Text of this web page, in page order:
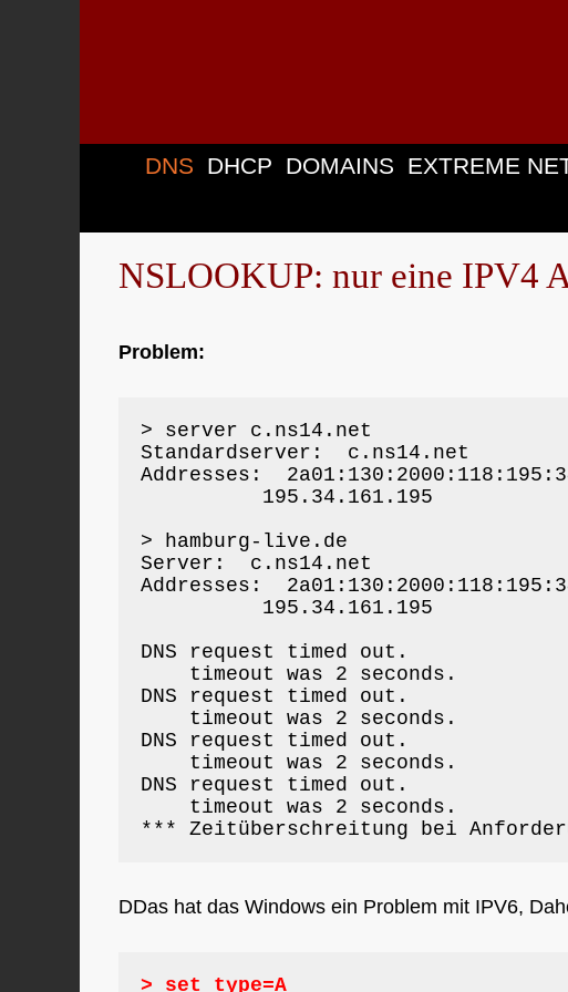
DNS DHCP DOMAINS EXTREME
NSLOOKUP: nur eine IPV4
Problem:
> server c.ns14.net
Standardserver:  c.ns14.net
Addresses:
195.34.161.195
> hamburg-live.de
Server:  c.ns14.net
Addresses:
195.34.161.195
DNS request timed out.
timeout was 2 seconds.
DNS request timed out.
timeout was 2 seconds.
DNS request timed out.
timeout was 2 seconds.
DNS request timed out.
timeout was 2 seconds.
*** Zeitüberschreitung bei
DDas hat das Windows ein Problem mit IPV6,
> set type=A